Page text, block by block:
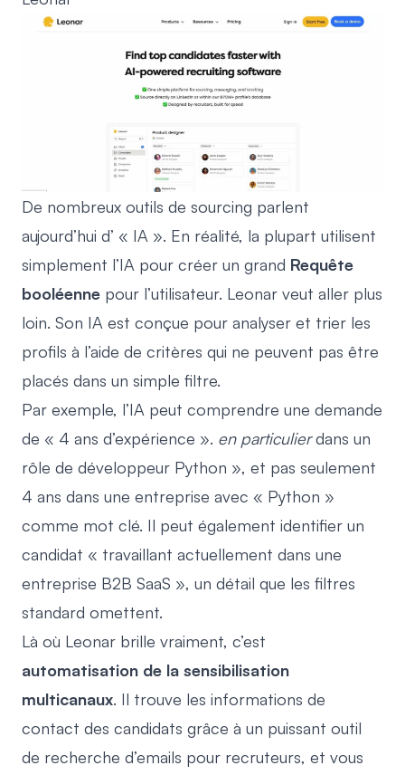
De nombreux outils de sourcing parlent
aujourd’hui d’ « IA ». En réalité, la plupart utilisent
simplement l’IA pour créer un grand Requête
booléenne pour l’utilisateur. Leonar veut aller plus
loin. Son IA est conçue pour analyser et trier les
profils à l’aide de critères qui ne peuvent pas être
placés dans un simple filtre.
Par exemple, l’IA peut comprendre une demande
de « 4 ans d’expérience ». en particulierdans un
rôle de développeur Python », et pas seulement
4 ans dans une entreprise avec « Python »
comme mot clé. Il peut également identifier un
candidat « travaillant actuellement dans une
entreprise B2B SaaS », un détail que les filtres
standard omettent.
Là où Leonar brille vraiment, c’est
automatisation de la sensibilisation
multicanaux. Il trouve les informations de
contact des candidats grâce à un puissant outil
de recherche d’emails pour recruteurs, et vous